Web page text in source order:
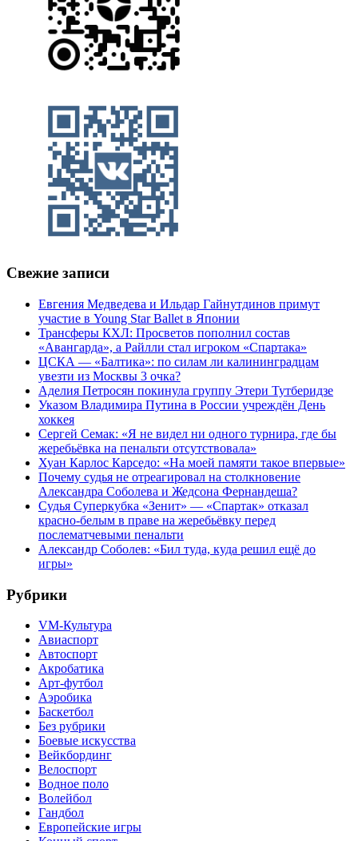
Свежие записи
Евгения Медведева и Ильдар Гайнутдинов примут
участие в Young Star Ballet в Японии
Трансферы КХЛ: Просветов пополнил состав
«Авангарда», а Райлли стал игроком «Спартака»
ЦСКА — «Балтика»: по силам ли калининградцам
увезти из Москвы 3 очка?
Аделия Петросян покинула группу Этери Тутберидзе
Указом Владимира Путина в России учреждён День
хоккея
Сергей Семак: «Я не видел ни одного турнира, где бы
жеребьёвка на пенальти отсутствовала»
Хуан Карлос Карседо: «На моей памяти такое впервые»
Почему судья не отреагировал на столкновение
Александра Соболева и Жедсона Фернандеша?
Судья Суперкубка «Зенит» — «Спартак» отказал
красно-белым в праве на жеребьёвку перед
послематчевыми пенальти
Александр Соболев: «Бил туда, куда решил ещё до
игры»
Рубрики
VM-Культура
Авиаспорт
Автоспорт
Акробатика
Арт-футбол
Аэробика
Баскетбол
Без рубрики
Боевые искусства
Вейкбординг
Велоспорт
Водное поло
Волейбол
Гандбол
Европейские игры